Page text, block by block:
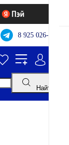
8 925 026-44-22
Найти